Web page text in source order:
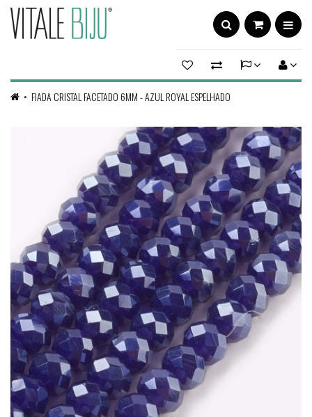
FIADA CRISTAL FACETADO 6MM - AZUL ROYAL ESPELHADO